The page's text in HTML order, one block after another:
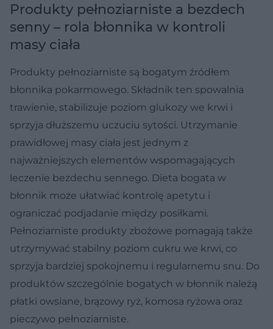
Produkty pełnoziarniste a bezdech
senny – rola błonnika w kontroli
masy ciała
Produkty pełnoziarniste są bogatym źródłem
błonnika pokarmowego. Składnik ten spowalnia
trawienie, stabilizuje poziom glukozy we krwi i
sprzyja dłuższemu uczuciu sytości. Utrzymanie
prawidłowej masy ciała jest jednym z
najważniejszych elementów wspomagających
leczenie bezdechu sennego. Dieta bogata w
błonnik może ułatwiać kontrolę apetytu i
ograniczać podjadanie między posiłkami.
Pełnoziarniste produkty zbożowe pomagają także
utrzymywać stabilny poziom cukru we krwi, co
sprzyja bardziej spokojnemu i regularnemu snu. Do
produktów szczególnie bogatych w błonnik należą
płatki owsiane, brązowy ryż, komosa ryżowa oraz
pieczywo pełnoziarniste.